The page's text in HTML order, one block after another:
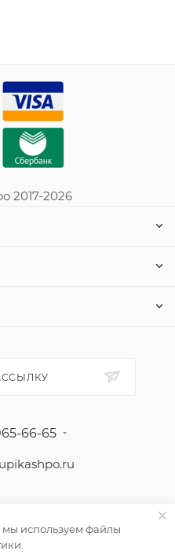
2017-2026
66-65
мы используем файлы